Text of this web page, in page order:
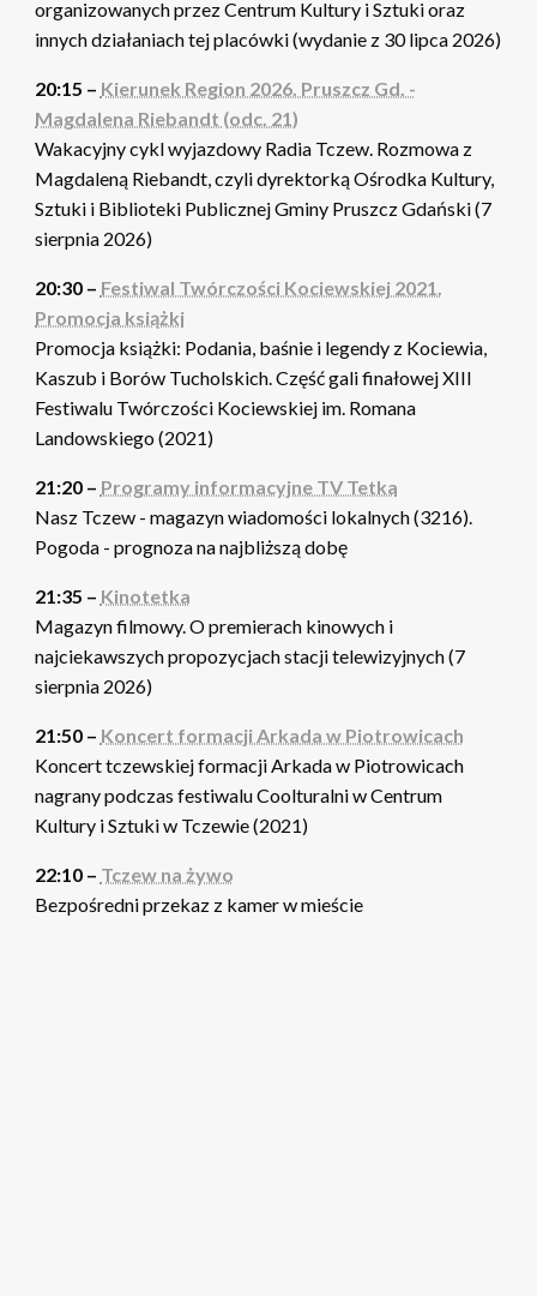
organizowanych przez Centrum Kultury i Sztuki oraz
innych działaniach tej placówki (wydanie z 30 lipca 2026)
20:15 – Kierunek Region 2026. Pruszcz Gd. -
Magdalena Riebandt (odc. 21)
Wakacyjny cykl wyjazdowy Radia Tczew. Rozmowa z
Magdaleną Riebandt, czyli dyrektorką Ośrodka Kultury,
Sztuki i Biblioteki Publicznej Gminy Pruszcz Gdański (7
sierpnia 2026)
20:30 – Festiwal Twórczości Kociewskiej 2021.
Promocja książki
Promocja książki: Podania, baśnie i legendy z Kociewia,
Kaszub i Borów Tucholskich. Część gali finałowej XIII
Festiwalu Twórczości Kociewskiej im. Romana
Landowskiego (2021)
21:20 – Programy informacyjne TV Tetka
Nasz Tczew - magazyn wiadomości lokalnych (3216).
Pogoda - prognoza na najbliższą dobę
21:35 – Kinotetka
Magazyn filmowy. O premierach kinowych i
najciekawszych propozycjach stacji telewizyjnych (7
sierpnia 2026)
21:50 – Koncert formacji Arkada w Piotrowicach
Koncert tczewskiej formacji Arkada w Piotrowicach
nagrany podczas festiwalu Coolturalni w Centrum
Kultury i Sztuki w Tczewie (2021)
22:10 – Tczew na żywo
Bezpośredni przekaz z kamer w mieście